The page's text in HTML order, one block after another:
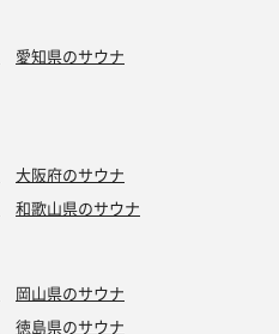
愛知県のサウナ
大阪府のサウナ
和歌山県のサウナ
岡山県のサウナ
徳島県のサウナ